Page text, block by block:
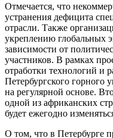
Отмечается, что
устранения дефицита
отрасли. Также
укреплению глобальных
зависимости от
участников. В рамках
отработки технологий и
Петербургского горного
на регулярной основе.
одной из африканских
будет ежегодно
О том, что в Петербурге